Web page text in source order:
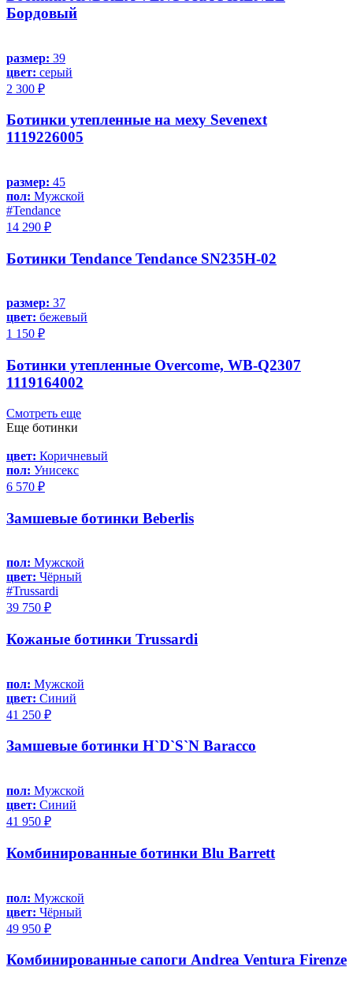
Бордовый
размер: 39
цвет: серый
2 300 ₽
Ботинки утепленные на меху Sevenext
1119226005
размер: 45
пол: Мужской
#Tendance
14 290 ₽
Ботинки Tendance Tendance SN235H-02
размер: 37
цвет: бежевый
1 150 ₽
Ботинки утепленные Overcome, WB-Q2307
1119164002
Смотреть еще
Еще ботинки
цвет: Коричневый
пол: Унисекс
6 570 ₽
Замшевые ботинки Beberlis
пол: Мужской
цвет: Чёрный
#Trussardi
39 750 ₽
Кожаные ботинки Trussardi
пол: Мужской
цвет: Синий
41 250 ₽
Замшевые ботинки H`D`S`N Baracco
пол: Мужской
цвет: Синий
41 950 ₽
Комбинированные ботинки Blu Barrett
пол: Мужской
цвет: Чёрный
49 950 ₽
Комбинированные сапоги Andrea Ventura Firenze